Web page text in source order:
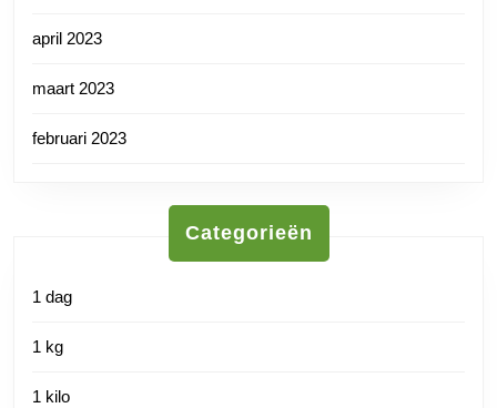
april 2023
maart 2023
februari 2023
Categorieën
1 dag
1 kg
1 kilo